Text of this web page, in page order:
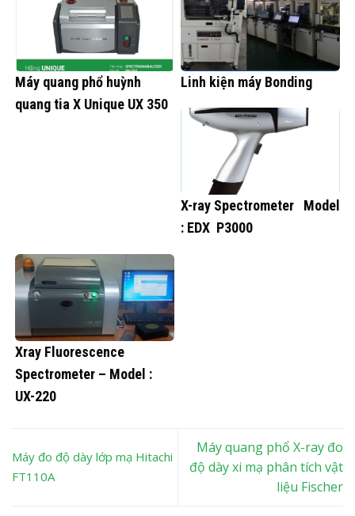
Máy quang phổ huỳnh
quang tia X Unique UX 350
Linh kiện máy Bonding
X-ray Spectrometer Model
: EDX P3000
Xray Fluorescence
Spectrometer – Model :
UX-220
Máy đo độ dày lớp mạ Hitachi
FT110A
Máy quang phổ X-ray đo
độ dày xi mạ phân tích vật
liệu Fischer